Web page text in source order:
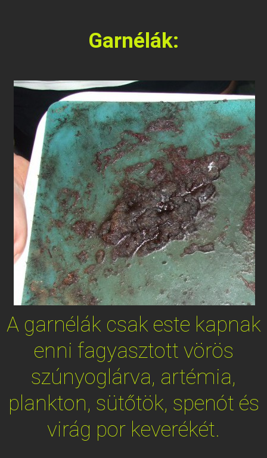
Garnélák:
A garnélák csak este kapnak
enni fagyasztott vörös
szúnyoglárva, artémia,
plankton, sütőtök, spenót és
virág por keverékét.